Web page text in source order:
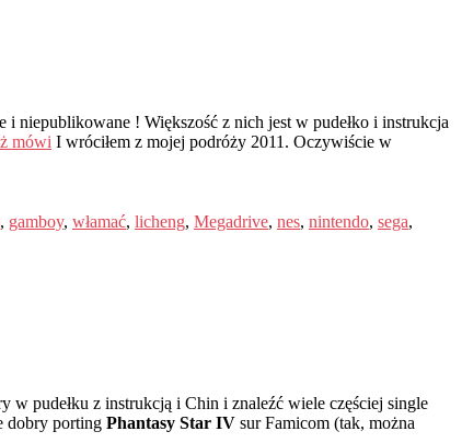
niepublikowane ! Większość z nich jest w pudełko i instrukcja
mówi I wróciłem z mojej podróży 2011. Oczywiście w
, gamboy, włamać, licheng, Megadrive, nes, nintendo, sega,
pudełku z instrukcją i Chin i znaleźć wiele częściej single
dobry porting Phantasy Star IV sur Famicom (tak, można